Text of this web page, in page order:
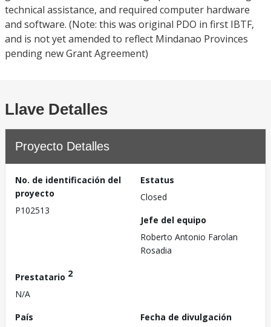
technical assistance, and required computer hardware
and software. (Note: this was original PDO in first IBTF,
and is not yet amended to reflect Mindanao Provinces
pending new Grant Agreement)
Llave Detalles
Proyecto Detalles
No. de identificación del
proyecto
P102513
Estatus
Closed
Jefe del equipo
Roberto Antonio Farolan
Rosadia
Prestatario 2
N/A
País
Fecha de divulgación